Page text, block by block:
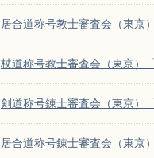
居合道称号教士審査会（東京
杖道称号教士審査会（東京）
剣道称号錬士審査会（東京）
居合道称号錬士審査会（東京